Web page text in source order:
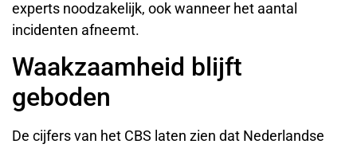
experts noodzakelijk, ook wanneer het aantal
incidenten afneemt.
Waakzaamheid blijft
geboden
De cijfers van het CBS laten zien dat Nederlandse